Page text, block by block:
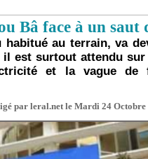
Bâ face à un saut
au terrain, va
est surtout attendu
et la vague de
par leral.net le Mardi 24 Octobre